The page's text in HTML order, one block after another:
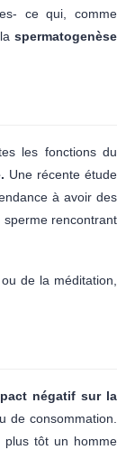
ce qui, comme
spermatogenèse
les fonctions du
Une récente étude
à avoir des
sperme rencontrant
de la méditation,
négatif sur la
de consommation.
tôt un homme